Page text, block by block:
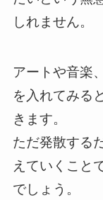
しれません。
アートや音楽
を入れてみる
きます。
ただ発散する
えていくこと
でしょう。